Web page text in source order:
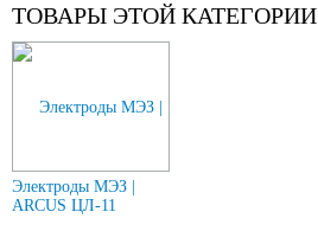
ТОВАРЫ ЭТОЙ КАТЕГОРИИ
Электроды МЭЗ |
ARCUS ЦЛ-11